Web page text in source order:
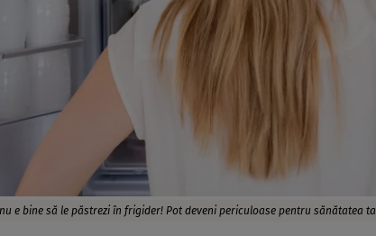
e bine să le păstrezi în frigider! Pot deveni periculoase pentru sănătatea ta